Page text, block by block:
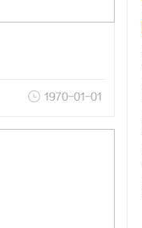
1970-01-01